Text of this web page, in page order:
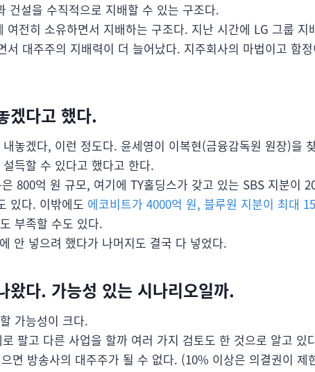
건설을 수직적으로 지배할 수 있는 구조다.
전히 소유하면서 지배하는 구조다. 지난 시간에 LG 그룹 지
대주주의 지배력이 더 늘어났다. 지주회사의 마법이고 함정
겠다고 했다.
놓겠다, 이런 정도다. 윤세영이 이복현(금융감독원 원장)을
득할 수 있다고 했다고 한다.
800억 원 규모, 여기에 TY홀딩스가 갖고 있는 SBS 지분이
있다. 이밖에도 에코비트가 4000억 원, 블루원 지분이 최대
부족할 수도 있다.
안 넣으려 했다가 나머지도 결국 다 넣었다.
왔다. 가능성 있는 시나리오일까.
가능성이 크다.
팔고 다른 사업을 할까 여러 가지 검토도 한 것으로 알고 있
면 방송사의 대주주가 될 수 없다. (10% 이상은 의결권이 제